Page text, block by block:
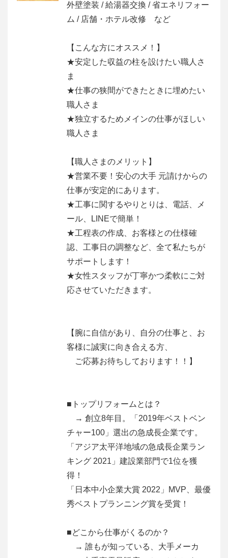
外壁塗装 / 給湯器交換 / 省エネリフォー
ム / 店舗・ホテル改修 など
【こんな方にオススメ！】
★安定した収益の柱を設けたい職人さ
ま
★仕事の狭間ができたときに埋めたい
職人さま
★独立するためメインの仕事がほしい
職人さま
【職人さまのメリット】
★営業不要！安心の大手 元請けからの
仕事が安定的にあります。
★工事に関するやりとりは、電話、メ
ール、LINEで簡単！
★工程表の作成、お客様との仕様確
認、工事日の調整など、全て私たちが
サポートします！
★女性スタッフが丁寧かつ柔軟にご対
応させていただきます。
【腕に自信があり、自分の仕事と、お
客様に誠実に向き合える方、
ご応募お待ちしております！！】
■トップリフォームとは？
→ 創立8年目。「2019年ベストベン
チャー100」選出の急成長企業です。
「アジア太平洋地域の急成長企業ラン
キング 2021」建設業部門で1位を獲
得！
「日本中小企業大賞 2022」MVP、最優
秀ベストプランニング賞を受賞！
■どこから仕事がくるのか？
→ 誰もが知っている、大手メーカ